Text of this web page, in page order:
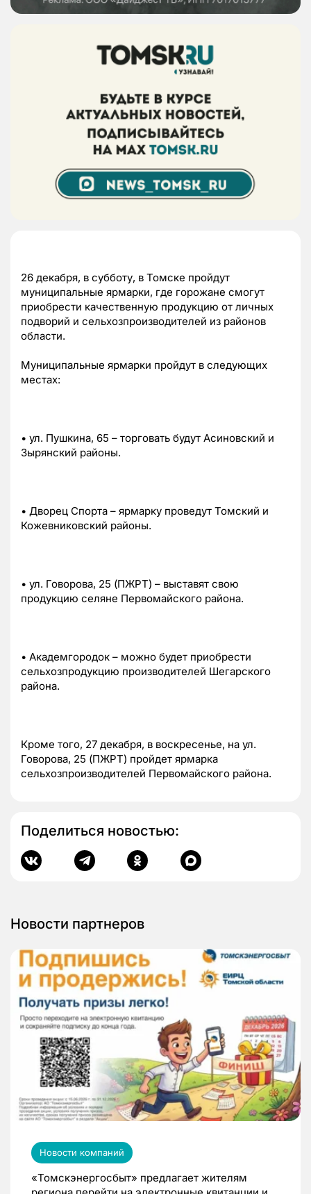
26 декабря, в субботу, в Томске пройдут
муниципальные ярмарки, где горожане смогут
приобрести качественную продукцию от личных
подворий и сельхозпроизводителей из районов
области.
Муниципальные ярмарки пройдут в следующих
местах:
• ул. Пушкина, 65 – торговать будут Асиновский и
Зырянский районы.
• Дворец Спорта – ярмарку проведут Томский и
Кожевниковский районы.
• ул. Говорова, 25 (ПЖРТ) – выставят свою
продукцию селяне Первомайского района.
• Академгородок – можно будет приобрести
сельхозпродукцию производителей Шегарского
района.
Кроме того, 27 декабря, в воскресенье, на ул.
Говорова, 25 (ПЖРТ) пройдет ярмарка
сельхозпроизводителей Первомайского района.
Поделиться новостью:
Новости партнеров
Новости компаний
«Томскэнергосбыт» предлагает жителям